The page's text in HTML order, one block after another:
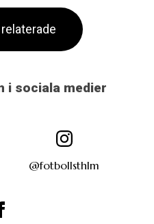
i sociala medier
@fotbollsthlm